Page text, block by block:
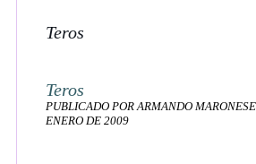
Teros
Teros
PUBLICADO POR ARMANDO
ENERO DE 2009